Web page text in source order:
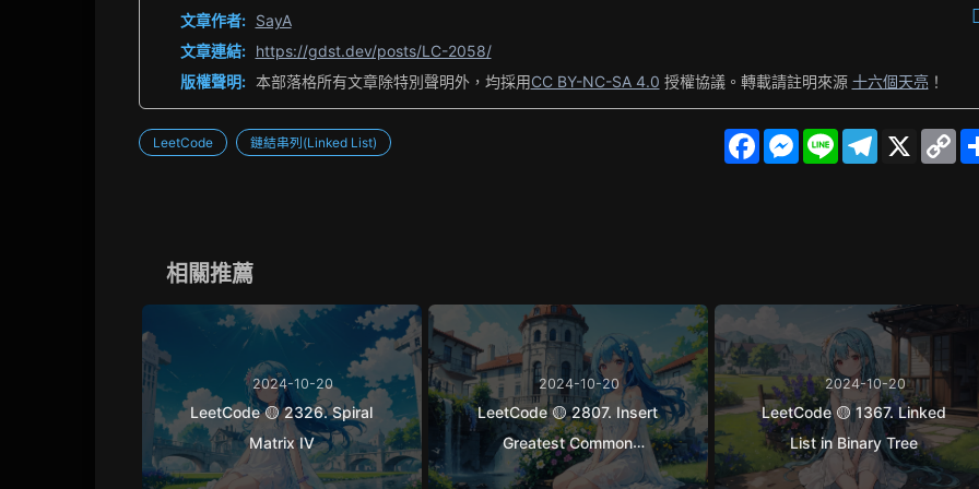
文章作者: SayA
文章連結: https://gdst.dev/posts/LC-2058/
版權聲明: 本部落格所有文章除特別聲明外，均採用CC BY-NC-SA 4.0 授權協議。轉載請註明來源 十六個天亮！
LeetCode 鏈結串列(Linked List)
F
M
L
T
X
C
相關推薦
2024-10-20
LeetCode 🟡 2326. Spiral
Matrix IV
2024-10-20
LeetCode 🟡 2807. Insert
Greatest Common
Divisors in Linked List
2024-10-20
LeetCode 🟡 1367. Linked
List in Binary Tree